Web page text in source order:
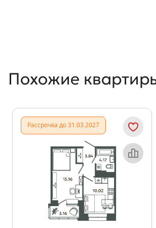
Похожие
Рассрочка до 31.03.2027
Объект месяца